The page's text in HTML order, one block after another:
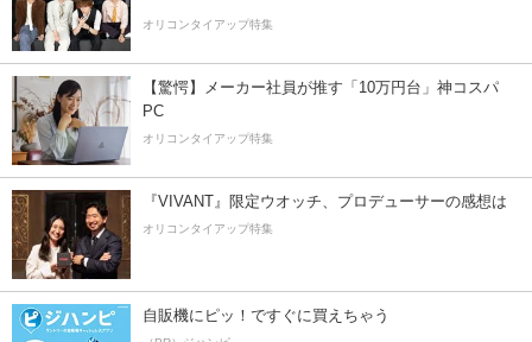
オリコンタイアップ特集
【驚愕】メーカー社員が推す「10万円台」神コスパ
PC
オリコンタイアップ特集
『VIVANT』限定ウオッチ、プロデューサーの感想は
オリコンタイアップ特集
自販機にピッ！ですぐに買えちゃう